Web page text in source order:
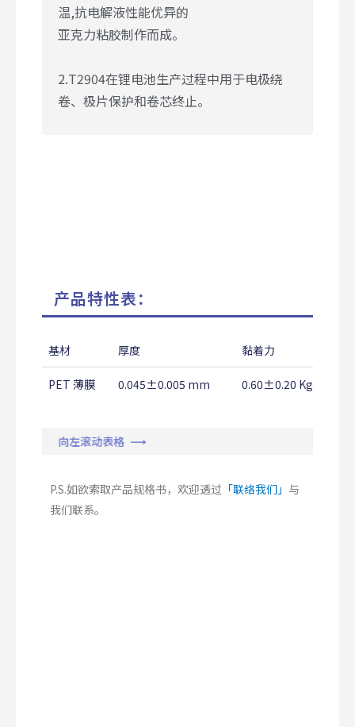
温,抗电解液性能优异的
亚克力粘胶制作而成。
2.T2904在锂电池生产过程中用于电极绕
卷、极片保护和卷芯终止。
产品特性表：
基材 厚度 黏着力
PET 薄膜 0.045±0.005 mm 0.60±0.20 Kg/25mm
向左滚动表格 ⟶
P.S.如欲索取产品规格书，欢迎透过 「联络我们」 与
我们联系。